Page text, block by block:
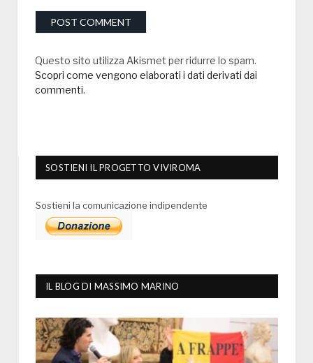
Questo sito utilizza Akismet per ridurre lo spam.
Scopri come vengono elaborati i dati derivati dai
commenti.
SOSTIENI IL PROGETTO VIVIROMA
Sostieni la comunicazione indipendente
IL BLOG DI MASSIMO MARINO